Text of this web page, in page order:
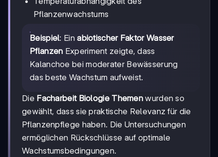
Pflanzenwachstums
Beispiel: Einabiotischer Faktor Wasser
Pflanzen Experiment zeigte, dass
Kalanchoe bei moderater Bewässerung
das beste Wachstum aufweist.
Die Facharbeit Biologie Themen wurden so
gewählt, dass sie praktische Relevanz für die
Pflanzenpflege haben. Die Untersuchungen
ermöglichen Rückschlüsse auf optimale
Wachstumsbedingungen.